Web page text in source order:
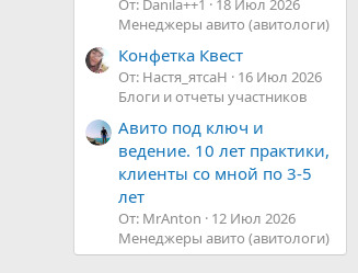
Менеджеры авито (авитологи)
Конфетка Квест
От: Настя_ятсаН
16 Июл 2026
Блоги и отчеты участников
Авито под ключ и
ведение. 10 лет практики,
клиенты со мной по 3-5
лет
От: MrAnton
12 Июл 2026
Менеджеры авито (авитологи)